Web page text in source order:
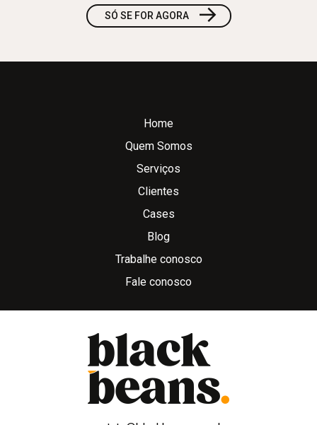
SÓ SE FOR AGORA →
Home
Quem Somos
Serviços
Clientes
Cases
Blog
Trabalhe conosco
Fale conosco